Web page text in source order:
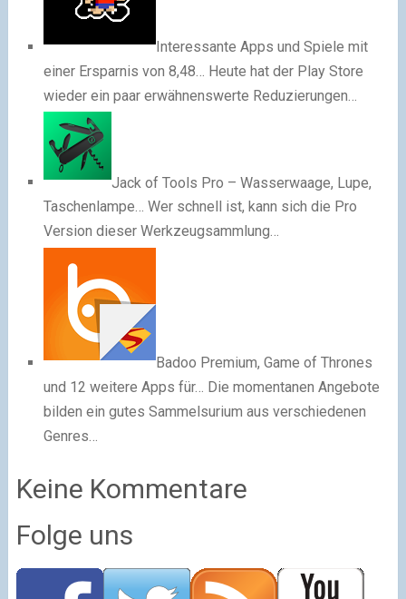
Interessante Apps und Spiele mit
einer Ersparnis von 8,48…
Heute hat der Play Store
wieder ein paar erwähnenswerte Reduzierungen…
Jack of Tools Pro – Wasserwaage, Lupe,
Taschenlampe… Wer schnell ist, kann sich die Pro
Version dieser Werkzeugsammlung…
Badoo Premium, Game of Thrones
und 12 weitere Apps für… Die momentanen Angebote
bilden ein gutes Sammelsurium aus verschiedenen
Genres…
Keine Kommentare
Folge uns